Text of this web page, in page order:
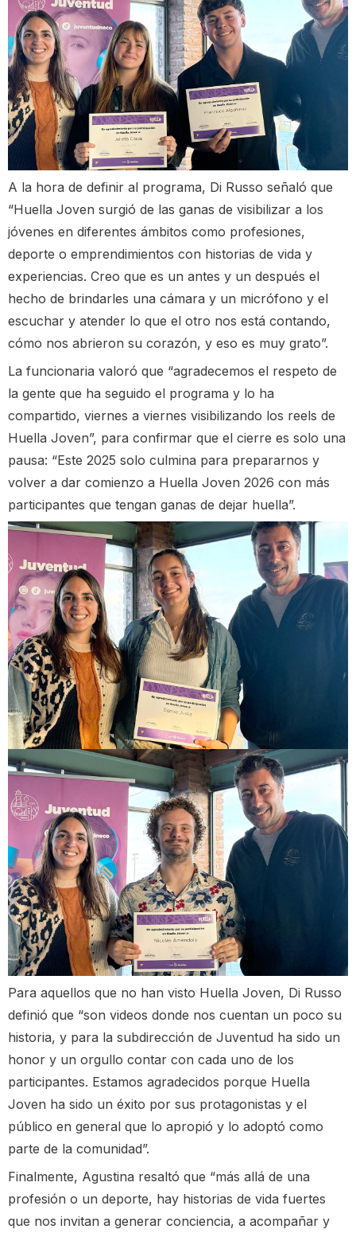
A la hora de definir al programa, Di Russo señaló que
“Huella Joven surgió de las ganas de visibilizar a los
jóvenes en diferentes ámbitos como profesiones,
deporte o emprendimientos con historias de vida y
experiencias. Creo que es un antes y un después el
hecho de brindarles una cámara y un micrófono y el
escuchar y atender lo que el otro nos está contando,
cómo nos abrieron su corazón, y eso es muy grato”.
La funcionaria valoró que “agradecemos el respeto de
la gente que ha seguido el programa y lo ha
compartido, viernes a viernes visibilizando los reels de
Huella Joven”, para confirmar que el cierre es solo una
pausa: “Este 2025 solo culmina para prepararnos y
volver a dar comienzo a Huella Joven 2026 con más
participantes que tengan ganas de dejar huella”.
Para aquellos que no han visto Huella Joven, Di Russo
definió que “son videos donde nos cuentan un poco su
historia, y para la subdirección de Juventud ha sido un
honor y un orgullo contar con cada uno de los
participantes. Estamos agradecidos porque Huella
Joven ha sido un éxito por sus protagonistas y el
público en general que lo apropió y lo adoptó como
parte de la comunidad”.
Finalmente, Agustina resaltó que “más allá de una
profesión o un deporte, hay historias de vida fuertes
que nos invitan a generar conciencia, a acompañar y